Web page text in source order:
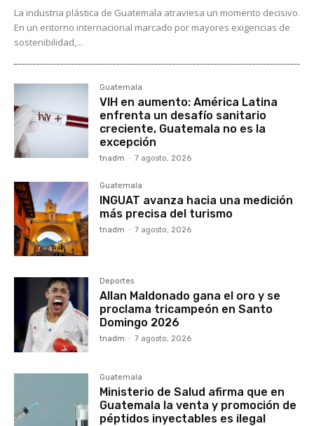
La industria plástica de Guatemala atraviesa un momento decisivo.
En un entorno internacional marcado por mayores exigencias de
sostenibilidad,...
Guatemala
VIH en aumento: América Latina
enfrenta un desafío sanitario
creciente, Guatemala no es la
excepción
tnadm - 7 agosto, 2026
Guatemala
INGUAT avanza hacia una medición
más precisa del turismo
tnadm - 7 agosto, 2026
Deportes
Allan Maldonado gana el oro y se
proclama tricampeón en Santo
Domingo 2026
tnadm - 7 agosto, 2026
Guatemala
Ministerio de Salud afirma que en
Guatemala la venta y promoción de
péptidos inyectables es ilegal